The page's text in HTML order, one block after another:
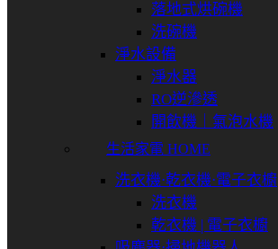
落地式烘碗機
洗碗機
淨水設備
淨水器
RO逆滲透
開飲機｜氣泡水機
生活家電 HOME
洗衣機⋅乾衣機⋅電子衣櫥
洗衣機
乾衣機 | 電子衣櫥